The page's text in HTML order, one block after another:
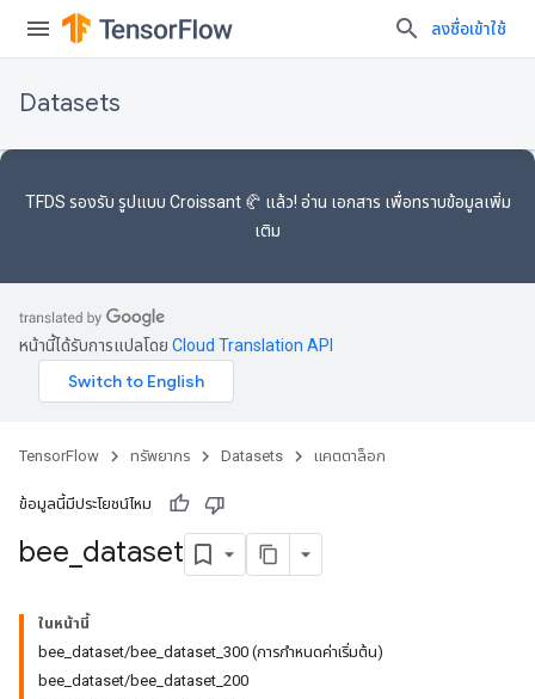
ลงชื่อเข้าใช้
Datasets
TFDS รองรับ รูปแบบ Croissant 🥐 แล้ว! อ่าน เอกสาร เพื่อทราบข้อมูลเพิ่ม
เติม
หน้านี้ได้รับการแปลโดย Cloud Translation API
TensorFlow ทรัพยากร Datasets แคตตาล็อก
ข้อมูลนี้มีประโยชน์ไหม
bee dataset
ในหน้านี้
bee_dataset/bee_dataset_300 (การกำหนดค่าเริ่มต้น)
bee_dataset/bee_dataset_200